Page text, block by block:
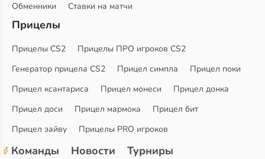
Обменники
Ставки на матчи
Прицелы
Прицелы CS2
Прицелы ПРО игроков CS2
Генератор прицела CS2
Прицел симпла
Прицел поки
Прицел ксантариса
Прицел монеси
Прицел донка
Прицел доси
Прицел мармока
Прицел бит
Прицел зайву
Прицелы PRO игроков
Команды Новости
Турниры